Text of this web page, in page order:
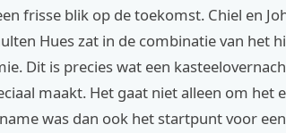
frisse blik op de toekomst. Chiel en
Hues zat in de combinatie van het
Dit is precies wat een
maakt. Het gaat niet alleen om het
was dan ook het startpunt voor